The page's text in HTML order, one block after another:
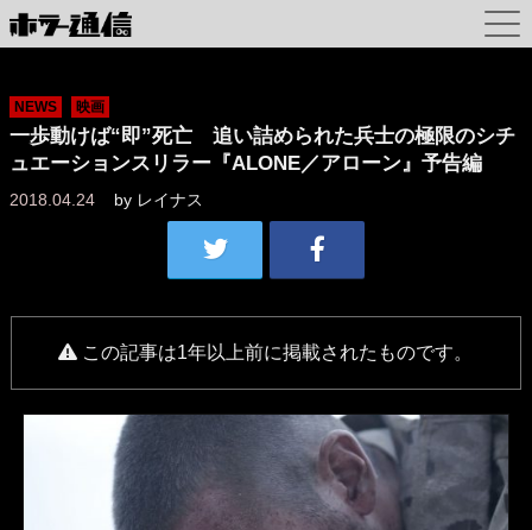
NEWS 映画
一歩動けば“即”死亡 追い詰められた兵士の極限のシチ
ュエーションスリラー『ALONE／アローン』予告編
2018.04.24 by レイナス
この記事は1年以上前に掲載されたものです。